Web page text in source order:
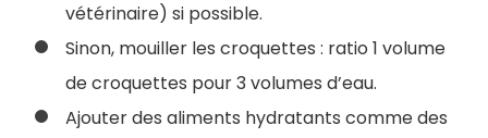
vétérinaire) si possible.
Sinon, mouiller les croquettes : ratio 1 volume
de croquettes pour 3 volumes d’eau.
Ajouter des aliments hydratants comme des